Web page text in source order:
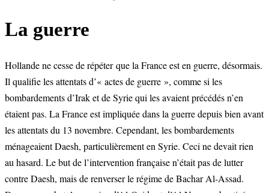
La guerre
Hollande ne cesse de répéter que la France est en guerre, désormais.
Il qualifie les attentats d’« actes de guerre », comme si les
bombardements d’Irak et de Syrie qui les avaient précédés n’en
étaient pas. La France est impliquée dans la guerre depuis bien avant
les attentats du 13 novembre. Cependant, les bombardements
ménageaient Daesh, particulièrement en Syrie. Ceci ne devait rien
au hasard. Le but de l’intervention française n’était pas de lutter
contre Daesh, mais de renverser le régime de Bachar Al-Assad.